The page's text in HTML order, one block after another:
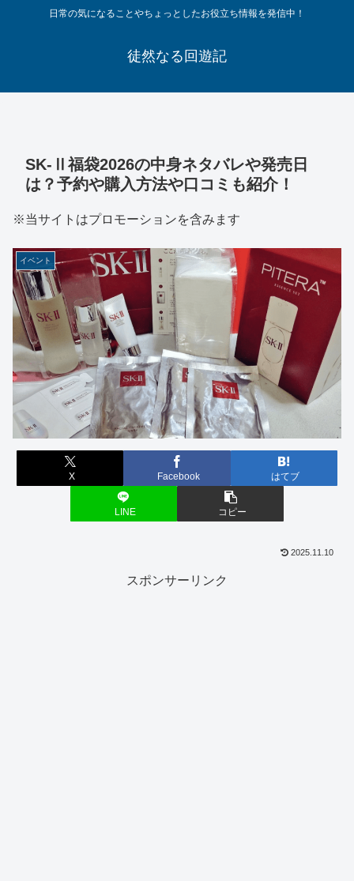
日常の気になることやちょっとしたお役立ち情報を発信中！
徒然なる回遊記
SK-Ⅱ福袋2026の中身ネタバレや発売日
は？予約や購入方法や口コミも紹介！
※当サイトはプロモーションを含みます
イベント
X Facebook はてブ
LINE コピー
2025.11.10
スポンサーリンク